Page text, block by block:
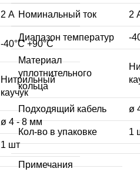
2 А
-40°C +90°C
Нитрильный
каучук
ø 4 - 8 мм
1 шт
Номинальный ток 2
Диапазон температур -
Материал
уплотнительного
кольца
Подходящий кабель ø
Кол-во в упаковке 1
Примечания